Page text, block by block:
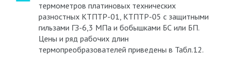
термометров платиновых технических
разностных КТПТР-01, КТПТР-05 с защитными
гильзами ГЗ-6,3 МПа и бобышками БС или БП.
Цены и ряд рабочих длин
термопреобразователей приведены в Табл.12.